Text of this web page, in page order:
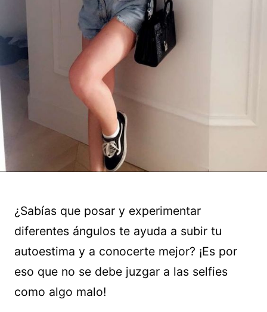
¿Sabías que posar y experimentar
diferentes ángulos te ayuda a subir tu
autoestima y a conocerte mejor? ¡Es por
eso que no se debe juzgar a las selfies
como algo malo!